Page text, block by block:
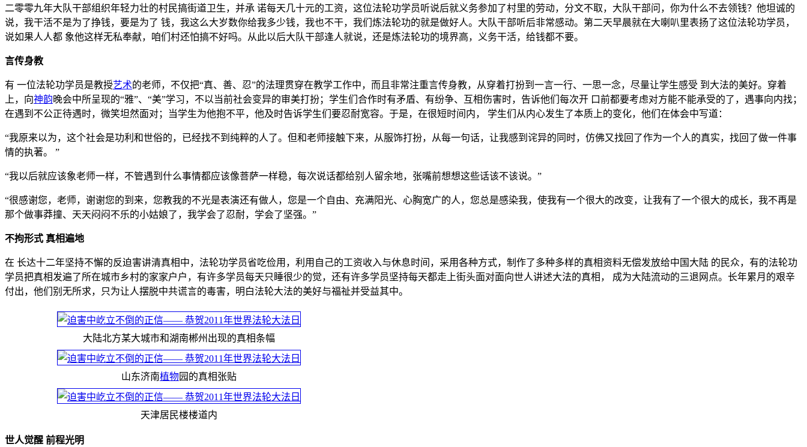
二零零九年大队干部组织年轻力壮的村民搞街道卫生，并承 诺每天几十元的工资，这位法轮功学员听说后就义务参加了村里的劳动，分文不取，大队干部问，你为什么不去领钱？他坦诚的
说，我干活不是为了挣钱，要是为了 钱，我这么大岁数你给我多少钱，我也不干，我们炼法轮功的就是做好人。大队干部听后非常感动。第二天早晨就在大喇叭里表扬了这位法轮功学员，
说如果人人都 象他这样无私奉献，咱们村还怕搞不好吗。从此以后大队干部逢人就说，还是炼法轮功的境界高，义务干活，给钱都不要。
言传身教
有 一位法轮功学员是教授艺术的老师，不仅把“真、善、忍”的法理贯穿在教学工作中，而且非常注重言传身教，从穿着打扮到一言一行、一思一念，尽量让学生感受 到大法的美好。穿着
上，向神韵晚会中所呈现的“雅”、“美”学习，不以当前社会变异的审美打扮；学生们合作时有矛盾、有纷争、互相伤害时，告诉他们每次开 口前都要考虑对方能不能承受的了，遇事向内找；
在遇到不公正待遇时，微笑坦然面对；当学生为他抱不平，他及时告诉学生们要忍耐宽容。于是，在很短时间内， 学生们从内心发生了本质上的变化，他们在体会中写道：
“我原来以为，这个社会是功利和世俗的，已经找不到纯粹的人了。但和老师接触下来，从服饰打扮，从每一句话，让我感到诧异的同时，仿佛又找回了作为一个人的真实，找回了做一件事
情的执著。 ”
“我以后就应该象老师一样，不管遇到什么事情都应该像菩萨一样稳，每次说话都给别人留余地，张嘴前想想这些话该不该说。”
“很感谢您，老师，谢谢您的到来，您教我的不光是表演还有做人，您是一个自由、充满阳光、心胸宽广的人，您总是感染我，使我有一个很大的改变，让我有了一个很大的成长，我不再是
那个做事莽撞、天天闷闷不乐的小姑娘了，我学会了忍耐，学会了坚强。”
不拘形式 真相遍地
在 长达十二年坚持不懈的反迫害讲清真相中，法轮功学员省吃俭用，利用自己的工资收入与休息时间，采用各种方式，制作了多种多样的真相资料无偿发放给中国大陆 的民众，有的法轮功
学员把真相发遍了所在城市乡村的家家户户，有许多学员每天只睡很少的觉，还有许多学员坚持每天都走上街头面对面向世人讲述大法的真相， 成为大陆流动的三退网点。长年累月的艰辛
付出，他们别无所求，只为让人摆脱中共谎言的毒害，明白法轮大法的美好与福祉并受益其中。
大陆北方某大城市和湖南郴州出现的真相条幅
山东济南植物园的真相张贴
天津居民楼楼道内
世人觉醒 前程光明